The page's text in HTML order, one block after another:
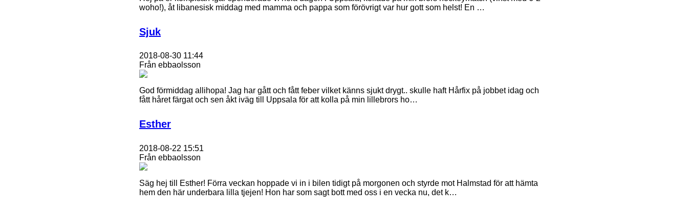
woho!), åt libanesisk middag med mamma och pappa som förövrigt var hur gott som helst! En …
Sjuk
2018-08-30 11:44
Från ebbaolsson
God förmiddag allihopa! Jag har gått och fått feber vilket känns sjukt drygt.. skulle haft Hårfix på jobbet idag och
fått håret färgat och sen åkt iväg till Uppsala för att kolla på min lillebrors ho…
Esther
2018-08-22 15:51
Från ebbaolsson
Säg hej till Esther! Förra veckan hoppade vi in i bilen tidigt på morgonen och styrde mot Halmstad för att hämta
hem den här underbara lilla tjejen! Hon har som sagt bott med oss i en vecka nu, det k…